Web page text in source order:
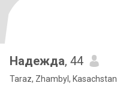
Надежда, 44
Taraz, Zhambyl, Kasachstan